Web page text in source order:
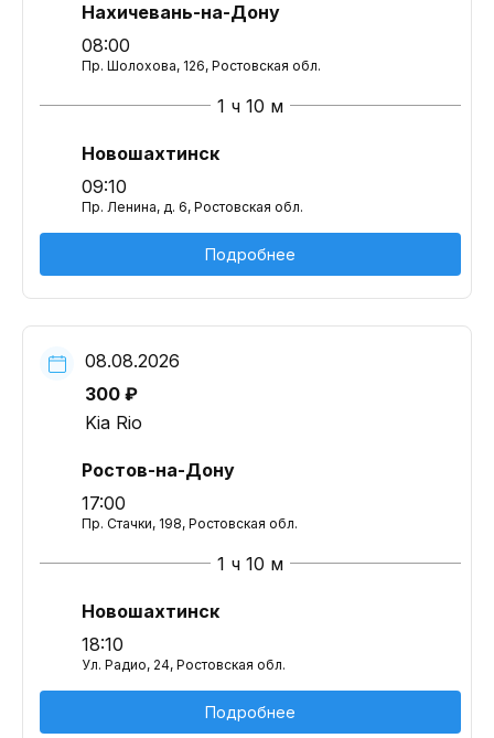
Нахичевань-на-Дону
08:00
Пр. Шолохова, 126, Ростовская обл.
1 ч 10 м
Новошахтинск
09:10
Пр. Ленина, д. 6, Ростовская обл.
Подробнее
08.08.2026
300 ₽
Kia Rio
Ростов-на-Дону
17:00
Пр. Стачки, 198, Ростовская обл.
1 ч 10 м
Новошахтинск
18:10
Ул. Радио, 24, Ростовская обл.
Подробнее